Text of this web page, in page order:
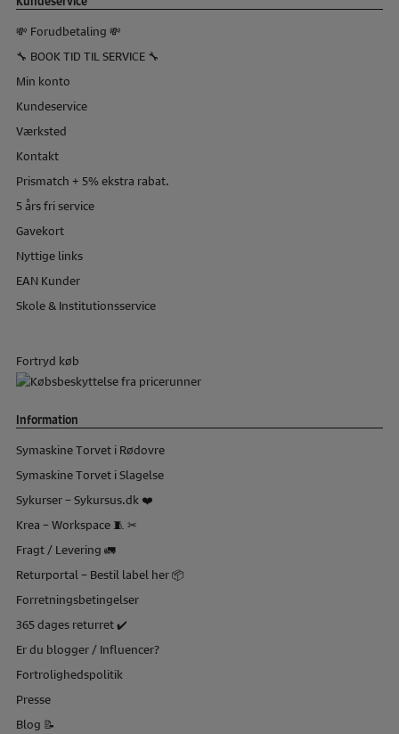
💸 Forudbetaling 💸
🔧 BOOK TID TIL SERVICE 🔧
Min konto
Kundeservice
Værksted
Kontakt
Prismatch + 5% ekstra rabat.
5 års fri service
Gavekort
Nyttige links
EAN Kunder
Skole & Institutionsservice
Fortryd køb
Information
Symaskine Torvet i Rødovre
Symaskine Torvet i Slagelse
Sykurser – Sykursus.dk ❤️
Krea – Workspace 🧵 ✂
Fragt / Levering 🚛
Returportal – Bestil label her 📦
Forretningsbetingelser
365 dages returret ✔️
Er du blogger / Influencer?
Fortrolighedspolitik
Presse
Blog 📝